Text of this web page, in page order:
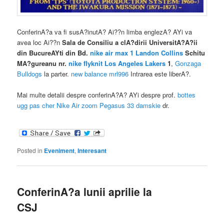
ConferinA?a va fi susA?inutA? Ai??n limba englezA? AYi va
avea loc Ai??nSala de Consiliu a clA?dirii UniversitA?A?ii
din BucureAYti din Bd.nike air max 1 Landon Collins Schitu
MA?gureanu nr.nike flyknit Los Angeles Lakers 1,Gonzaga
Bulldogs la parter. new balance mrl996 Intrarea este liberA?.
Mai multe detalii despre conferinA?A? AYi despre prof.bottes
ugg pas cher Nike Air zoom Pegasus 33 damskie dr.
Posted in Eveniment,Interesant
ConferinA?a lunii aprilie la
CSJ